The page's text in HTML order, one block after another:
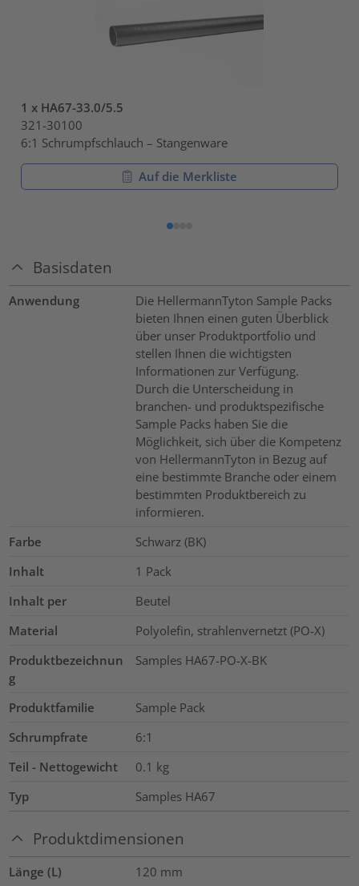
1 x HA67-33.0/5.5
321-30100
6:1 Schrumpfschlauch – Stangenware
Auf die Merkliste
Basisdaten
Anwendung
Die HellermannTyton Sample Packs
bieten Ihnen einen guten Überblick
über unser Produktportfolio und
stellen Ihnen die wichtigsten
Informationen zur Verfügung.
Durch die Unterscheidung in
branchen- und produktspezifische
Sample Packs haben Sie die
Möglichkeit, sich über die Kompetenz
von HellermannTyton in Bezug auf
eine bestimmte Branche oder einem
bestimmten Produktbereich zu
informieren.
Farbe
Schwarz (BK)
Inhalt
1 Pack
Inhalt per
Beutel
Material
Polyolefin, strahlenvernetzt (PO-X)
Produktbezeichnun
g
Samples HA67-PO-X-BK
Produktfamilie
Sample Pack
Schrumpfrate
6:1
Teil - Nettogewicht
0.1 kg
Typ
Samples HA67
Produktdimensionen
Länge (L) 120 mm